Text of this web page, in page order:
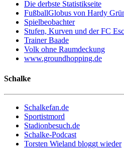
Die derbste Statistikseite
FußballGlobus von Hardy
Spielbeobachter
Stufen, Kurven und der FC
Trainer Baade
Volk ohne Raumdeckung
www.groundhopping.de
Schalke
Schalkefan.de
Sportistmord
Stadionbesuch.de
Schalke-Podcast
Torsten Wieland bloggt wieder